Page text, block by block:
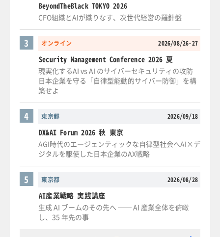
BeyondTheBlack TOKYO 2026
CFO組織とAIが織りなす、次世代経営の羅針盤
オンライン 2026/08/26-27
3
Security Management Conference 2026 夏
現実化するAI vs AI のサイバーセキュリティの攻防
日本企業を守る「自律型能動的サイバー防御」を構
築せよ
東京都 2026/09/18
4
DX&AI Forum 2026 秋 東京
AGI時代のエージェンティックな自律型社会へAI×デ
ジタルを駆使した日本企業のAX戦略
東京都 2026/08/28
5
AI産業戦略 実践講座
生成 AI ブームのその先へ ── AI 産業全体を俯瞰
し、35 年先の事